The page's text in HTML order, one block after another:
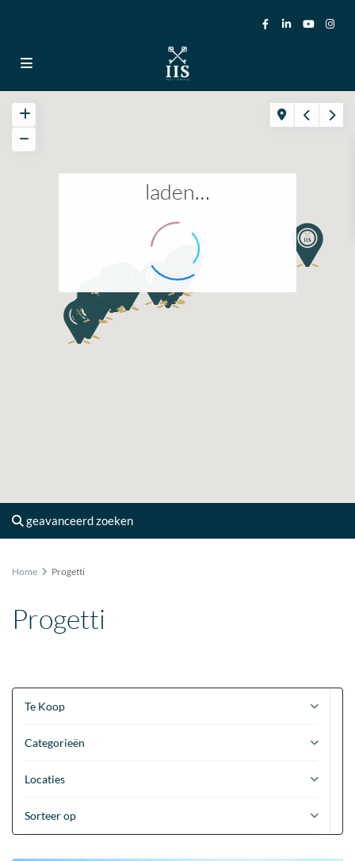
laden…
geavanceerd zoeken
Home Progetti
Progetti
Te Koop
Categorieën
Locaties
Sorteer op